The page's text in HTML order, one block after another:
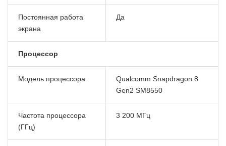
Постоянная работа
экрана
Да
Процессор
Модель процессора
Qualcomm Snapdragon 8
Gen2 SM8550
Частота процессора
(ГГц)
3 200 МГц